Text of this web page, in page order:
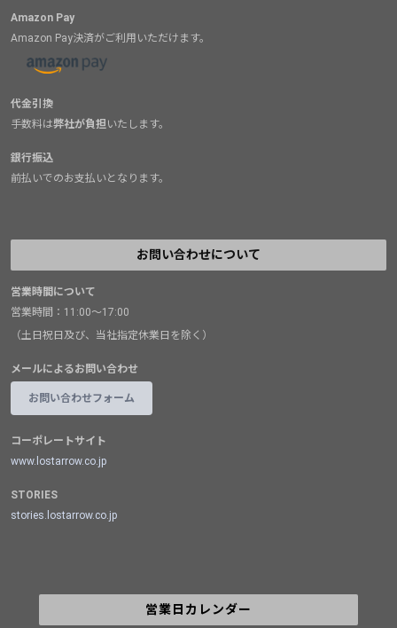
Amazon Pay
Amazon Pay決済がご利用いただけます。
代金引換
手数料は弊社が負担 いたします。
銀行振込
前払いでのお支払いとなります。
お問い合わせについて
営業時間について
営業時間：11:00～17:00
（土日祝日及び、当社指定休業日を除く）
メールによるお問い合わせ
お問い合わせフォーム
コーポレートサイト
www.lostarrow.co.jp
STORIES
stories.lostarrow.co.jp
営業日カレンダー